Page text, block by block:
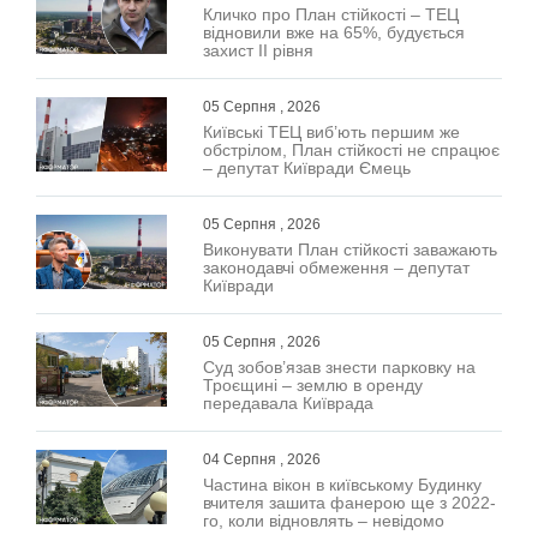
Кличко про План стійкості – ТЕЦ
відновили вже на 65%, будується
захист ІІ рівня
05 Серпня , 2026
Київські ТЕЦ виб’ють першим же
обстрілом, План стійкості не спрацює
– депутат Київради Ємець
05 Серпня , 2026
Виконувати План стійкості заважають
законодавчі обмеження – депутат
Київради
05 Серпня , 2026
Суд зобов’язав знести парковку на
Троєщині – землю в оренду
передавала Київрада
04 Серпня , 2026
Частина вікон в київському Будинку
вчителя зашита фанерою ще з 2022-
го, коли відновлять – невідомо